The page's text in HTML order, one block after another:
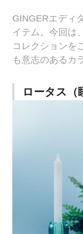
GINGERエディ
イテム。今回は
コレクションを
も意志のあるカ
ロータス（